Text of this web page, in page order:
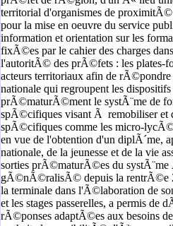
territorial d'organismes de
pour la mise en oeuvre du service
information et orientation sur les
fixÃ©es par le cahier des charges
l'autoritÃ© des prÃ©fets : les plates-
acteurs territoriaux afin de rÃ©pondre
nationale qui regroupent les
prÃ©maturÃ©ment le systÃ¨me de
spÃ©cifiques visant Ã remobiliser et
spÃ©cifiques comme les micro-
en vue de l'obtention d'un diplÃ´me,
nationale, de la jeunesse et de la vie
sorties prÃ©maturÃ©es du
gÃ©nÃ©ralisÃ© depuis la rentrÃ©e
la terminale dans l'Ã©laboration de
et les stages passerelles, a permis
rÃ©ponses adaptÃ©es aux besoins